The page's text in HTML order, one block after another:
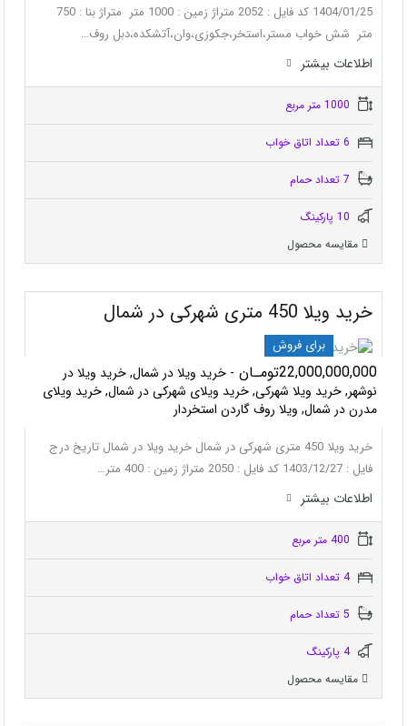
1404/01/25 کد فایل : 2052 متراژ زمین : 1000 متر متراژ بنا : 750
متر شش خواب مستر،استخر،جکوزی،وان،آتشکده،دبل روف…
اطلاعات بيشتر
مقایسه محصول
خرید ویلا 450 متری شهرکی در شمال
برای فروش
22,000,000,000تومـان
- خرید ویلا در شمال, خرید ویلا در
نوشهر, خرید ویلا شهرکی, خرید ویلای شهرکی در شمال, خرید ویلای
مدرن در شمال, ویلا روف گاردن استخردار
خرید ویلا 450 متری شهرکی در شمال خرید ویلا در شمال تاریخ درج
فایل : 1403/12/27 کد فایل : 2050 متراژ زمین : 400 متر…
اطلاعات بيشتر
4 تعداد اتاق خواب
4 پاركينگ
مقایسه محصول